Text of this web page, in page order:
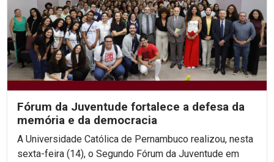
Fórum da Juventude fortalece a defesa da
memória e da democracia
A Universidade Católica de Pernambuco realizou, nesta
sexta-feira (14), o Segundo Fórum da Juventude em